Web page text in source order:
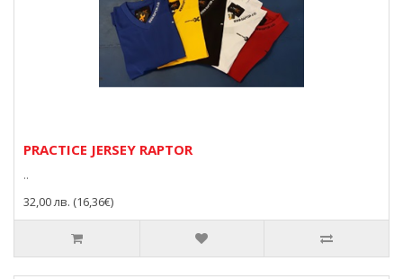
PRACTICE JERSEY RAPTOR
..
32,00 лв. (16,36€)